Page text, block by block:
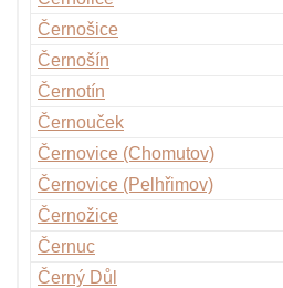
Černošice
Černošín
Černotín
Černouček
Černovice (Chomutov)
Černovice (Pelhřimov)
Černožice
Černuc
Černý Důl